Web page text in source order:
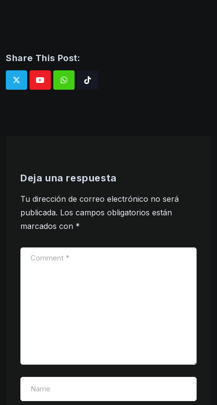
Share This Post:
WhatsappTiktok
Deja una respuesta
Tu dirección de correo electrónico no será
publicada. Los campos obligatorios están
marcados con *